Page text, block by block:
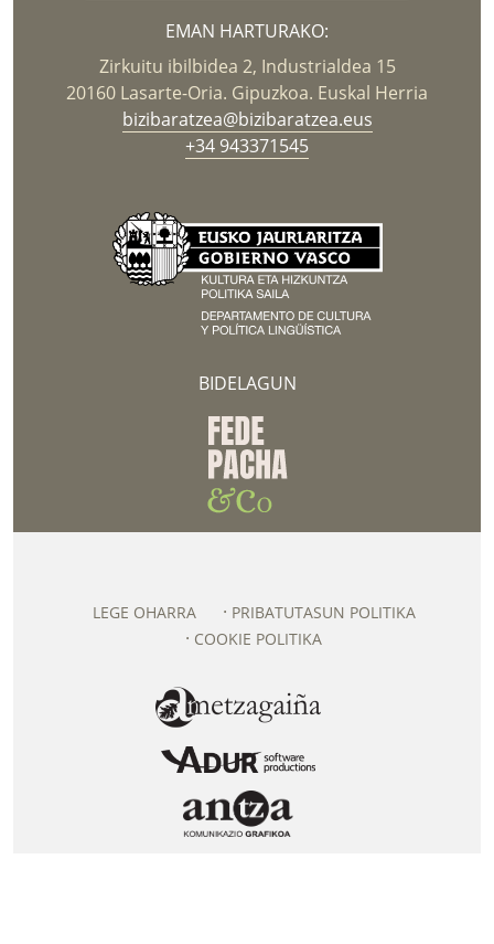
EMAN HARTURAKO:
Zirkuitu ibilbidea 2, Industrialdea 15
20160 Lasarte-Oria. Gipuzkoa. Euskal Herria
bizibaratzea@bizibaratzea.eus
+34 943371545
BIDELAGUN
LEGE OHARRA
PRIBATUTASUN POLITIKA
COOKIE POLITIKA